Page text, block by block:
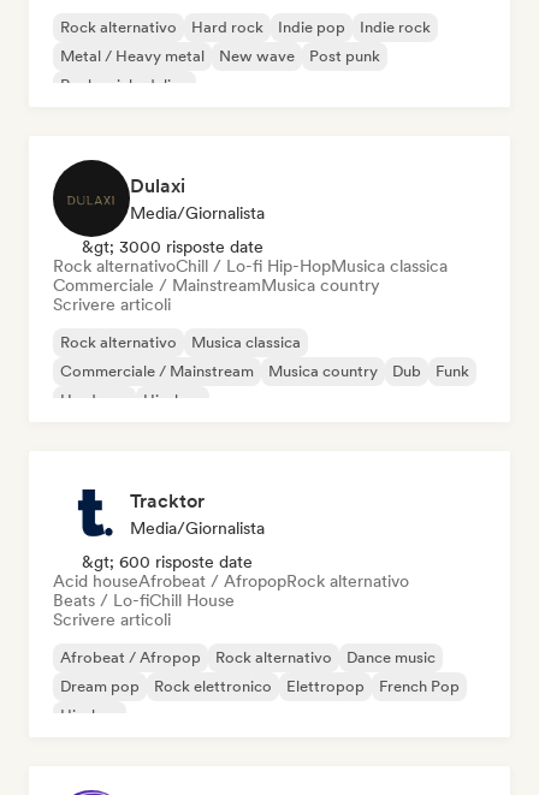
Rock alternativo Hard rock Indie pop
Indie rock
Metal / Heavy metal
New wave
Post punk
Rock psichedelico
Dulaxi
Media/Giornalista
&gt; 3000 risposte date
Rock alternativoChill / Lo-fi Hip-HopMusica classica
Commerciale / MainstreamMusica country
Scrivere articoli
Rock alternativo
Musica classica
Commerciale / Mainstream
Musica country Dub
Funk
Hardcore
Hip-hop
Tracktor
Media/Giornalista
&gt; 600 risposte date
Acid houseAfrobeat / AfropopRock alternativo
Beats / Lo-fiChill House
Scrivere articoli
Afrobeat / Afropop Rock alternativo
Dance music
Dream pop
Rock elettronico Elettropop
French Pop
Hip-hop